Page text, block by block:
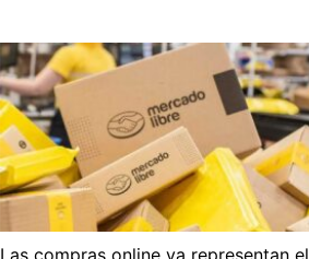
Las compras online ya representan el